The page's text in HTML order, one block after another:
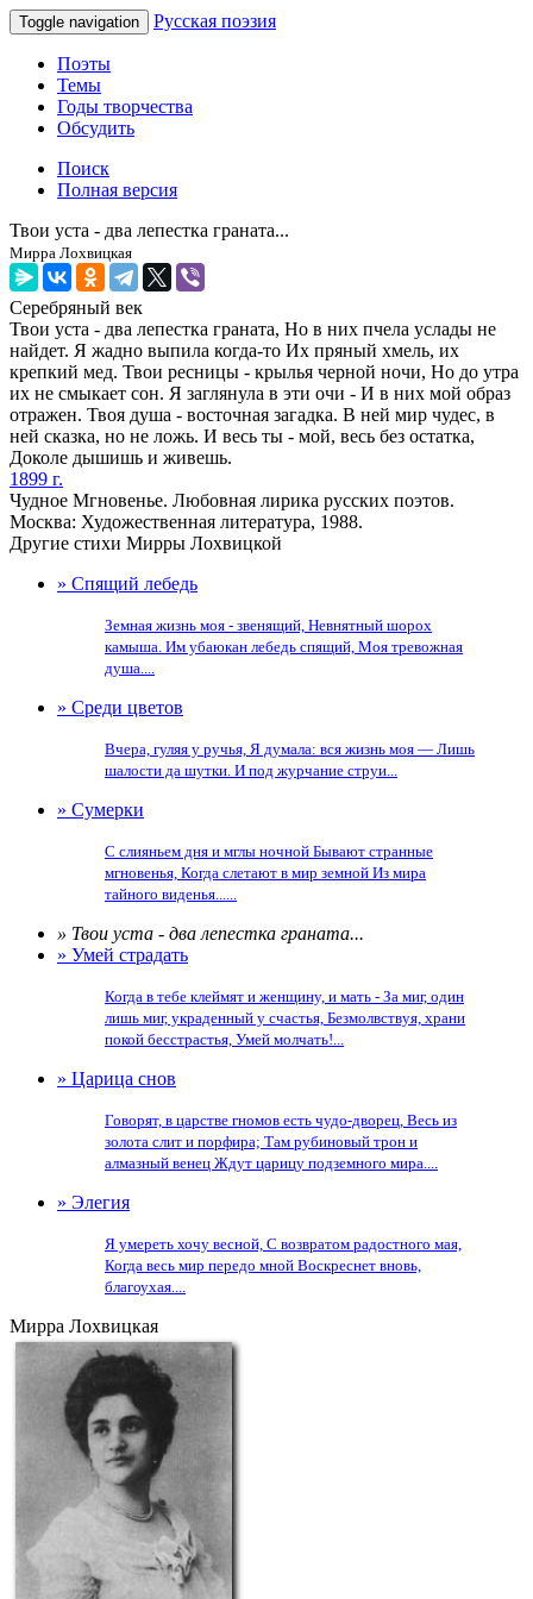
Toggle navigation Русская поэзия
Поэты
Темы
Годы творчества
Обсудить
Поиск
Полная версия
Твои уста - два лепестка граната...
Мирра Лохвицкая
Серебряный век
Твои уста - два лепестка граната, Но в них пчела услады не
найдет. Я жадно выпила когда-то Их пряный хмель, их
крепкий мед. Твои ресницы - крылья черной ночи, Но до утра
их не смыкает сон. Я заглянула в эти очи - И в них мой образ
отражен. Твоя душа - восточная загадка. В ней мир чудес, в
ней сказка, но не ложь. И весь ты - мой, весь без остатка,
Доколе дышишь и живешь.
1899 г.
Чудное Мгновенье. Любовная лирика русских поэтов.
Москва: Художественная литература, 1988.
Другие стихи Мирры Лохвицкой
» Спящий лебедь
Земная жизнь моя - звенящий, Невнятный шорох
камыша. Им убаюкан лебедь спящий, Моя тревожная
душа....
» Среди цветов
Вчера, гуляя у ручья, Я думала: вся жизнь моя — Лишь
шалости да шутки. И под журчание струи...
» Сумерки
С слияньем дня и мглы ночной Бывают странные
мгновенья, Когда слетают в мир земной Из мира
тайного виденья......
» Твои уста - два лепестка граната...
» Умей страдать
Когда в тебе клеймят и женщину, и мать - За миг, один
лишь миг, украденный у счастья, Безмолвствуя, храни
покой бесстрастья, Умей молчать!...
» Царица снов
Говорят, в царстве гномов есть чудо-дворец, Весь из
золота слит и порфира; Там рубиновый трон и
алмазный венец Ждут царицу подземного мира....
» Элегия
Я умереть хочу весной, С возвратом радостного мая,
Когда весь мир передо мной Воскреснет вновь,
благоухая....
Мирра Лохвицкая